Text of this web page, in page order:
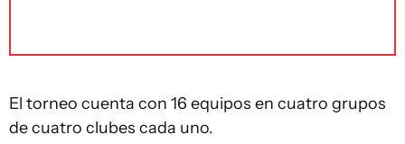
El torneo cuenta con 16 equipos en cuatro grupos
de cuatro clubes cada uno.